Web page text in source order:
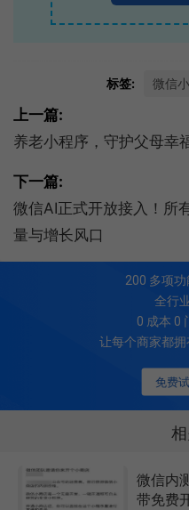
标签: 微信
上一篇:
养老小程序，守护父母幸
下一篇:
微信AI正式开放接入！所
量与增长风口
免费
200 多项
全行
0 成本 0
让每个商家都
微信内
带免费